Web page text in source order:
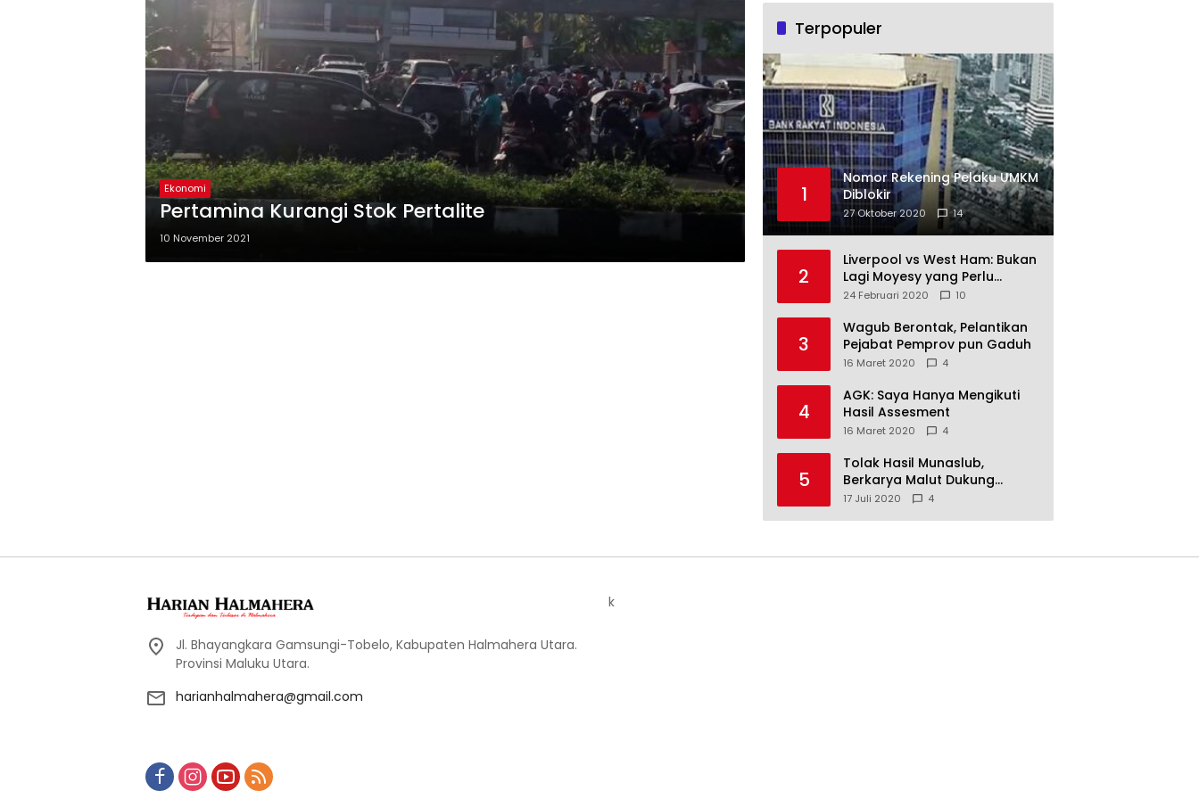
Ekonomi
Pertamina Kurangi Stok Pertalite
10 November 2021
Terpopuler
1
Nomor Rekening Pelaku UMKM
Diblokir
27 Oktober 2020 14
2
Liverpool vs West Ham: Bukan
Lagi Moyesy yang Perlu
Ditakuti
24 Februari 2020 10
3
Wagub Berontak, Pelantikan
Pejabat Pemprov pun Gaduh
16 Maret 2020 4
4
AGK: Saya Hanya Mengikuti
Hasil Assesment
16 Maret 2020 4
5
Tolak Hasil Munaslub,
Berkarya Malut Dukung
Tommy Soeharto
17 Juli 2020 4
Jl. Bhayangkara Gamsungi-Tobelo, Kabupaten Halmahera Utara.
Provinsi Maluku Utara.
harianhalmahera@gmail.com
k